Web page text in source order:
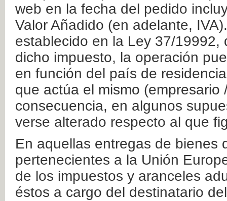
web en la fecha del pedido
Valor Añadido (en adelante,
establecido en la Ley 37/
dicho impuesto, la operación
en función del país de
que actúa el mismo
consecuencia, en algunos
verse alterado respecto al que
En aquellas entregas de bienes
pertenecientes a la Unión
de los impuestos y aranceles
éstos a cargo del destinatario